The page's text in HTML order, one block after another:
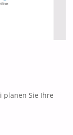
planen Sie Ihre